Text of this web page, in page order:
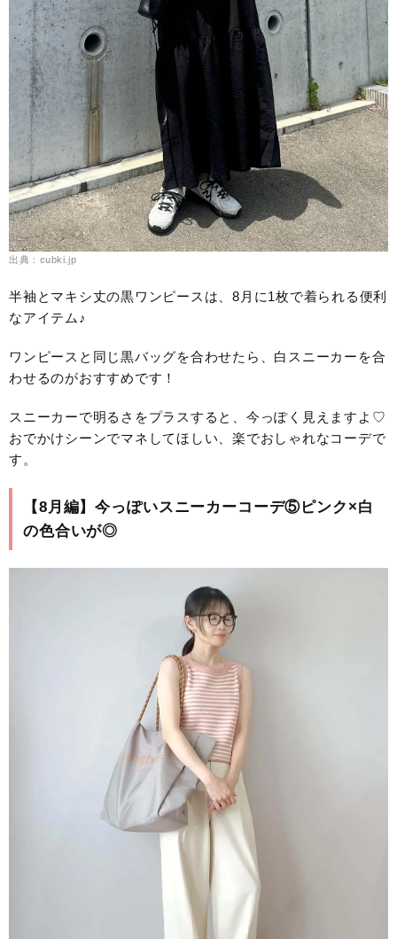
出典：cubki.jp
半袖とマキシ丈の黒ワンピースは、8月に1枚で着られる便利
なアイテム♪
ワンピースと同じ黒バッグを合わせたら、白スニーカーを合
わせるのがおすすめです！
スニーカーで明るさをプラスすると、今っぽく見えますよ♡
おでかけシーンでマネしてほしい、楽でおしゃれなコーデで
す。
【8月編】今っぽいスニーカーコーデ⑤ピンク×白
の色合いが◎